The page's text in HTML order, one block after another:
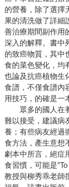
的營養，除了選擇
果的清洗做了詳細
善治療期間副作用
深入的解釋。書中
的致癌物質，其中
食的菜色變化，均
也論及抗癌植物生
食譜，不僅食譜內
用技巧，的確是一
眾多的國人在養
難以接受，建議病
養；有些病友經過
食方法，產生意想
劇本中所言，絕症
食習慣，可能是
教授與柳秀乖老師